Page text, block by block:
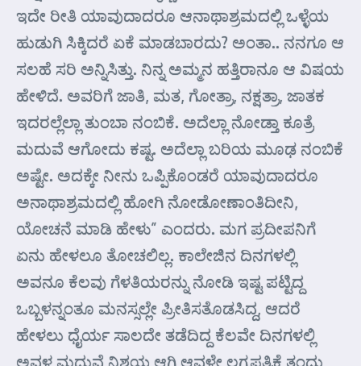
ಇದೇ ರೀತಿ ಯಾವುದಾದರೂ ಆನಾಥಾಶ್ರಮದಲ್ಲಿ ಒಳ್ಳೆಯ
ಹುಡುಗಿ ಸಿಕ್ಕಿದರೆ ಏಕೆ ಮಾಡಬಾರದು? ಅಂತಾ.. ನನಗೂ ಆ
ಸಲಹೆ ಸರಿ ಅನ್ನಿಸಿತ್ತು. ನಿನ್ನ ಅಮ್ಮನ ಹತ್ತಿರಾನೂ ಆ ವಿಷಯ
ಹೇಳಿದೆ. ಅವರಿಗೆ ಜಾತಿ, ಮತ, ಗೋತ್ರಾ, ನಕ್ಷತ್ರಾ, ಜಾತಕ
ಇದರಲ್ಲೆಲ್ಲಾ ತುಂಬಾ ನಂಬಿಕೆ. ಅದೆಲ್ಲಾ ನೋಡ್ತಾ ಕೂತ್ರೆ
ಮದುವೆ ಆಗೋದು ಕಷ್ಟ. ಅದೆಲ್ಲಾ ಬರಿಯ ಮೂಢ ನಂಬಿಕೆ
ಅಷ್ಟೇ. ಅದಕ್ಕೇ ನೀನು ಒಪ್ಪಿಕೊಂಡರೆ ಯಾವುದಾದರೂ
ಅನಾಥಾಶ್ರಮದಲ್ಲಿ ಹೋಗಿ ನೋಡೋಣಾಂತಿದೀನಿ,
ಯೋಚನೆ ಮಾಡಿ ಹೇಳು” ಎಂದರು. ಮಗ ಪ್ರದೀಪನಿಗೆ
ಏನು ಹೇಳಲೂ ತೋಚಲಿಲ್ಲ. ಕಾಲೇಜಿನ ದಿನಗಳಲ್ಲಿ
ಅವನೂ ಕೆಲವು ಗೆಳತಿಯರನ್ನು ನೋಡಿ ಇಷ್ಟ ಪಟ್ಟಿದ್ದ
ಒಬ್ಬಳನ್ನಂತೂ ಮನಸ್ಸಲ್ಲೇ ಪ್ರೀತಿಸತೊಡಸಿದ್ದ, ಆದರೆ
ಹೇಳಲು ಧೈರ್ಯ ಸಾಲದೇ ತಡೆದಿದ್ದ ಕೆಲವೇ ದಿನಗಳಲ್ಲಿ
ಅವಳ ಮದುವೆ ನಿಶ್ಚಯ ಆಗಿ ಆವಳೇ ಲಗ್ನಪತ್ರಿಕೆ ತಂದು